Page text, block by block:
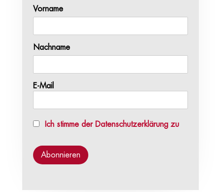
Vorname
Nachname
E-Mail
Ich stimme der Datenschutzerklärung zu